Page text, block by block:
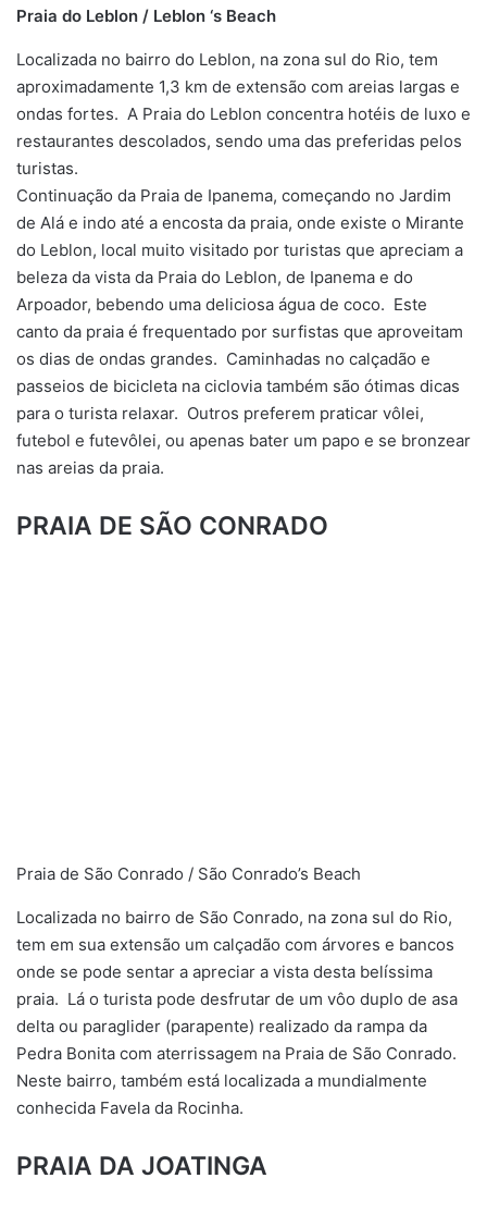
Praia do Leblon / Leblon ‘s Beach
Localizada no bairro do Leblon, na zona sul do Rio, tem
aproximadamente 1,3 km de extensão com areias largas e
ondas fortes. A Praia do Leblon concentra hotéis de luxo e
restaurantes descolados, sendo uma das preferidas pelos
turistas.
Continuação da Praia de Ipanema, começando no Jardim
de Alá e indo até a encosta da praia, onde existe o Mirante
do Leblon, local muito visitado por turistas que apreciam a
beleza da vista da Praia do Leblon, de Ipanema e do
Arpoador, bebendo uma deliciosa água de coco. Este
canto da praia é frequentado por surfistas que aproveitam
os dias de ondas grandes. Caminhadas no calçadão e
passeios de bicicleta na ciclovia também são ótimas dicas
para o turista relaxar. Outros preferem praticar vôlei,
futebol e futevôlei, ou apenas bater um papo e se bronzear
nas areias da praia.
PRAIA DE SÃO CONRADO
Praia de São Conrado / São Conrado’s Beach
​​​​Localizada no bairro de São Conrado, na zona sul do Rio,
tem em sua extensão um calçadão com árvores e bancos
onde se pode sentar a apreciar a vista desta belíssima
praia. Lá o turista pode desfrutar de um vôo duplo de asa
delta ou paraglider (parapente) realizado da rampa da
Pedra Bonita com aterrissagem na Praia de São Conrado.
Neste bairro, também está localizada a mundialmente
conhecida Favela da Rocinha. ​
PRAIA DA JOATINGA